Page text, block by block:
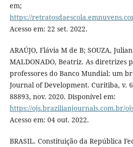
em;
https://
Acesso em: 22 set. 2022.
ARAÚJO, Flávia M de B; SOUZA,
MALDONADO, Beatriz. As diretrizes
professores do Banco Mundial: um
Journal of Development. Curitiba, v.
88893, nov. 2020. Disponível em:
https://ojs.brazilianjournals.com.br/
Acesso em: 04 out. 2022.
BRASIL. Constituição da República